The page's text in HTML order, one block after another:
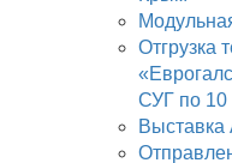
Отгрузка
СУГ по 10